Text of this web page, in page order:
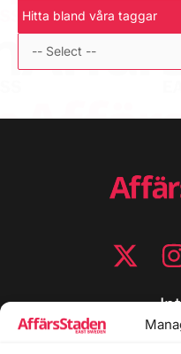
Hitta bland våra taggar